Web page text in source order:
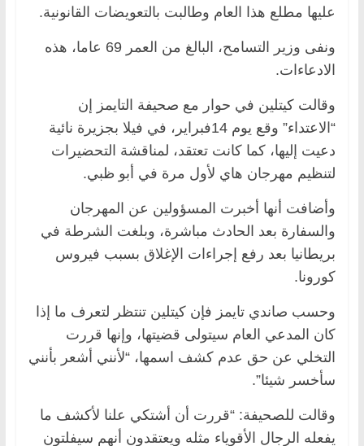
عليها مطلع هذا العام وطالبت بالتعويضات القانونية.
ونفى وزير التسامح، البالغ من العمر 69 عاما، هذه
الادعاءات.
وقالت كيتلين في حوار مع صحيفة التايمز إن
“الاعتداء” وقع يوم 14فبراير، في فيلا بجزيرة نائية
دعيت إليها، كما كانت تعتقد، لمناقشة التحضيرات
لتنظيم مهرجان هاي لأول مرة في أبو ظبي.
وأضافت أنها أخبرت المسؤولين عن المهرجان
والسفارة بعد الحادث مباشرة، وبلغت الشرطة في
بريطانيا بعد رفع إجراءات الإغلاق بسبب فيروس
كورونا.
وحسب صاندي تايمز فإن كيتلين تنتظر لتعرف ما إذا
كان المدعي العام سيتولى قضيتها، وإنها قررت
التخلي عن حق عدم كشف اسمها، “لأنني أشعر بأنني
سأخسر شيئا”.
وقالت للصحيفة: “قررت أن أشتكي علنا لأكشف ما
يفعله الرجال الأقوياء مثله ويعتقدون أنهم سيفلتون